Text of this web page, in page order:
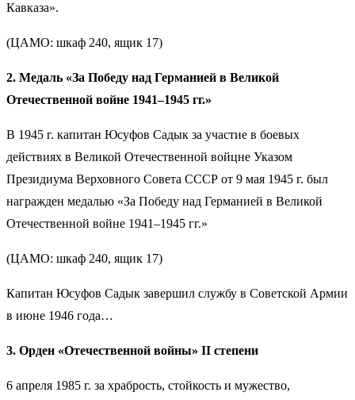
Кавказа».
(ЦАМО: шкаф 240, ящик 17)
2. Медаль «За Победу над Германией в Великой
Отечественной войне 1941–1945 гг.»
В 1945 г. капитан Юсуфов Садык за участие в боевых
действиях в Великой Отечественной войцне Указом
Президиума Верховного Совета СССР от 9 мая 1945 г. был
награжден медалью «За Победу над Германией в Великой
Отечественной войне 1941–1945 гг.»
(ЦАМО: шкаф 240, ящик 17)
Капитан Юсуфов Садык завершил службу в Советской Армии
в июне 1946 года…
3. Орден «Отечественной войны» II степени
6 апреля 1985 г. за храбрость, стойкость и мужество,